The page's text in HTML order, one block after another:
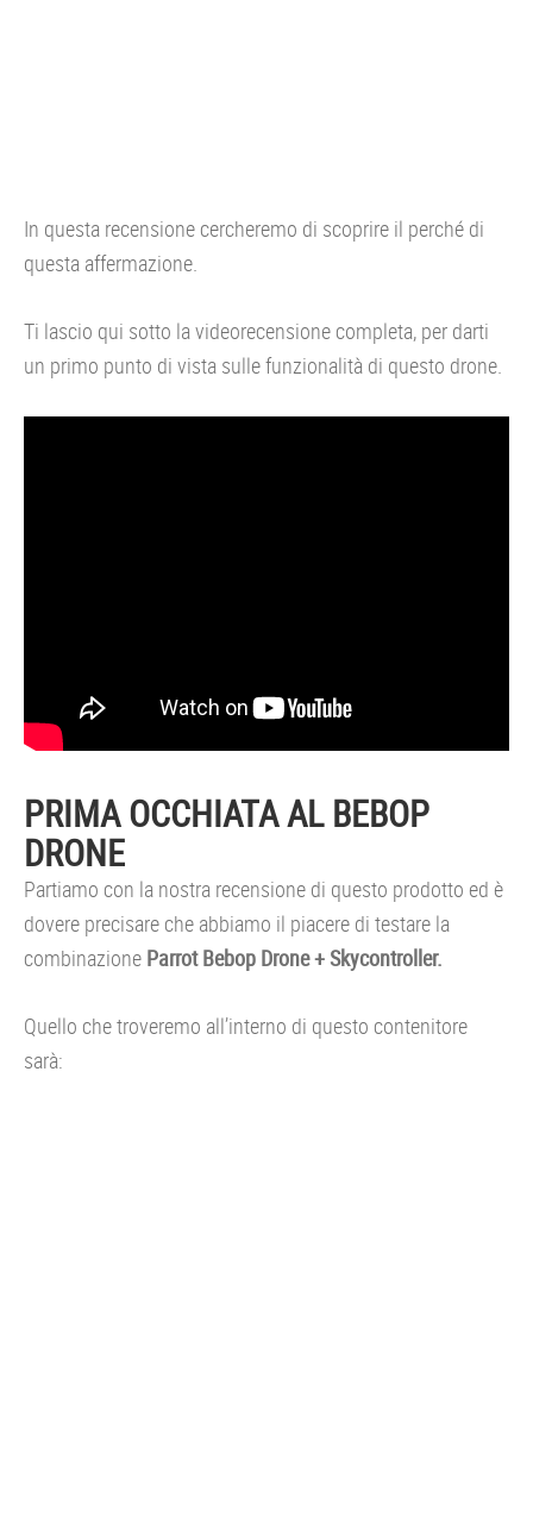
In questa recensione cercheremo di scoprire il perché di
questa affermazione.
Ti lascio qui sotto la videorecensione completa, per darti
un primo punto di vista sulle funzionalità di questo drone.
PRIMA OCCHIATA AL BEBOP
DRONE
Partiamo con la nostra recensione di questo prodotto ed è
dovere precisare che abbiamo il piacere di testare la
combinazione Parrot Bebop Drone + Skycontroller.
Quello che troveremo all’interno di questo contenitore
sarà: